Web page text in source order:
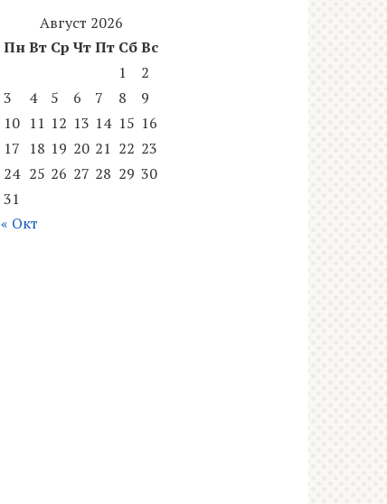
Август 2026
ПнВт Ср ЧтПт СбВс
1
2
3
4 5 6 7 8
9
10 11 12 13 14 15 16
17 18 19 20 21 22 23
24 25 26 27 28 29 30
31
« Окт